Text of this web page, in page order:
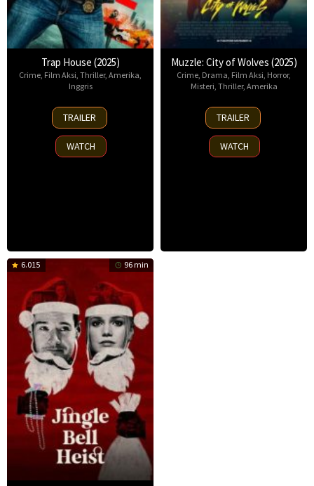
Trap House (2025)
Crime, Film Aksi, Thriller, Amerika,
Inggris
14
Nov
2025
TRAILER
WATCH
Muzzle: City of Wolves (2025)
Crime, Drama, Film Aksi, Horror,
Misteri, Thriller, Amerika
13
Nov
2025
TRAILER
WATCH
6.015 96 min